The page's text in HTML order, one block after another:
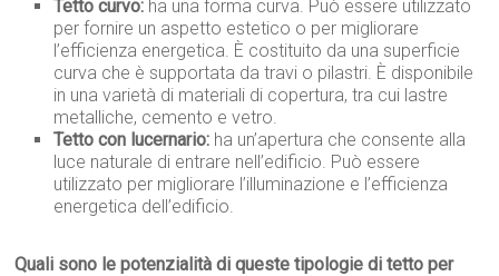
Tetto curvo: ha una forma curva. Può essere utilizzato
per fornire un aspetto estetico o per migliorare
l’efficienza energetica. È costituito da una superficie
curva che è supportata da travi o pilastri. È disponibile
in una varietà di materiali di copertura, tra cui lastre
metalliche, cemento e vetro.
Tetto con lucernario: ha un’apertura che consente alla
luce naturale di entrare nell’edificio. Può essere
utilizzato per migliorare l’illuminazione e l’efficienza
energetica dell’edificio.
Quali sono le potenzialità di queste tipologie di tetto per